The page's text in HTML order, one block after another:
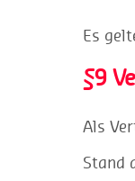
Es
§9
Als
Stand